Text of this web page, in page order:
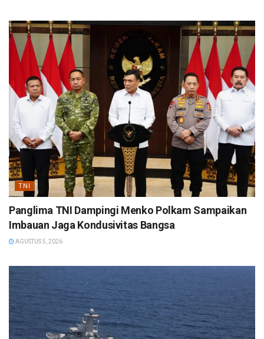
TNI
Panglima TNI Dampingi Menko Polkam Sampaikan
Imbauan Jaga Kondusivitas Bangsa
AGUSTUS 5, 2026